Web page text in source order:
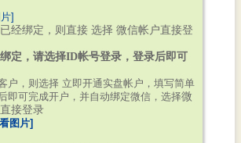
]
经绑定，则直接 选择 微信帐户直接登
定，请选择ID帐号登录，登录后即可
户，则选择 立即开通实盘帐户，填写简单
即可完成开户，并自动绑定微信，选择微
接登录
图片]